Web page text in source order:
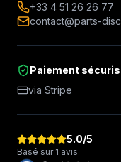
+33 4 51 26 26 77
contact@parts-
Paiement
via Stripe
5.0/5
Basé sur 1 avis